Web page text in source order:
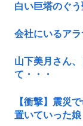
白い巨塔のぐ
会社にいるアラ
山下美月さん
て・・・
【衝撃】震災
置いていった